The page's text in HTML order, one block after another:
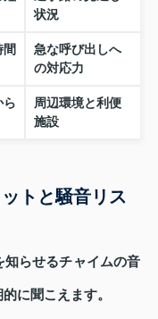
状況
急な呼び出しへ
の対応力
ら
周辺環境と利便
施設
トと騒音リス
らせるチャイムの音
に聞こえます。